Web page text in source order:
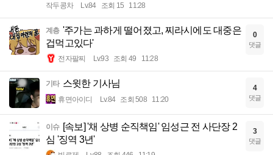
작두콩차 Lv.84 조회 15 11:28
계층 '주가는 과하게 떨어졌고, 찌라시에도 대중은
겁먹고있다'
전자팔찌 Lv.93 조회 49 11:28
0
댓글
기타 스윗한 기사님
휴면아이디 Lv.84 조회 508 11:20
4
댓글
이슈 [속보] '채 상병 순직책임' 임성근 전 사단장 2
심 '징역 3년'
3
댓글